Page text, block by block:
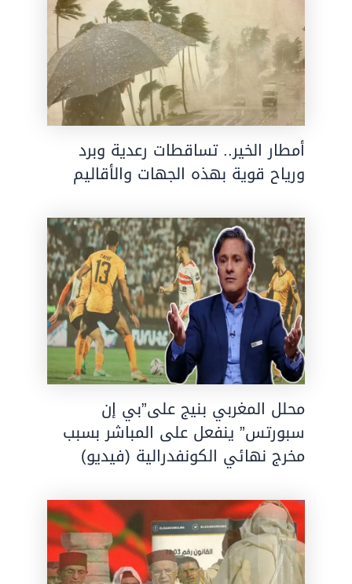
أمطار الخير.. تساقطات رعدية وبرد
ورياح قوية بهذه الجهات والأقاليم
محلل المغربي بنيج على”بي إن
سبورتس” ينفعل على المباشر بسبب
مخرج نهائي الكونفدرالية (فيديو)